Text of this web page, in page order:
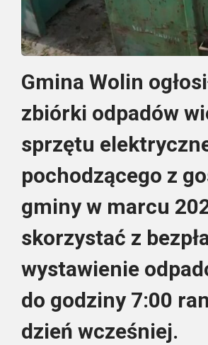
Gmina Wolin
zbiórki odpadów
sprzętu
pochodzącego z
gminy w marcu
skorzystać z
wystawienie
do godziny 7:00
dzień wcześniej.